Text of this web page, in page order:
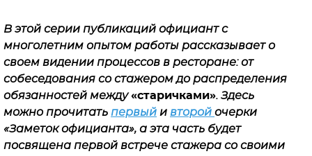
В этой серии публикаций официант с
многолетним опытом работы рассказывает о
своем видении процессов в ресторане: от
собеседования со стажером до распределения
обязанностей между«старичками». Здесь
можно прочитать первый и второй очерки
«Заметок официанта», а эта часть будет
посвящена первой встрече стажера со своими